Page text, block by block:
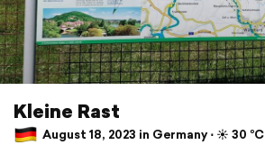
Kleine Rast
August 18, 2023 in Germany ⋅ ☀️ 30 °C